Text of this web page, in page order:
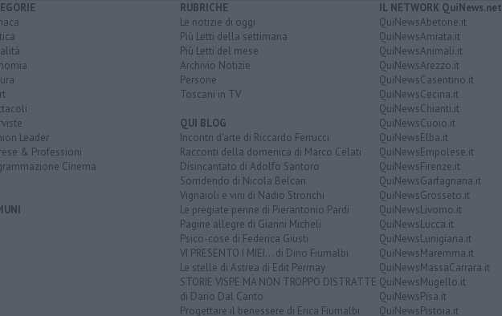
Leader
& Professioni
Cinema
RUBRICHE
Le notizie di oggi
Più Letti della settimana
Più Letti del mese
Archivio Notizie
Persone
Toscani in TV
QUI BLOG
Incontri d'arte di Riccardo Ferrucci
Racconti della domenica di Marco Celati
Disincantato di Adolfo Santoro
Sorridendo di Nicola Belcari
Vignaioli e vini di Nadio Stronchi
Le pregiate penne di Pierantonio Pardi
Pagine allegre di Gianni Micheli
Psico-cose di Federica Giusti
VI PRESENTO I MIEI... di Dino Fiumalbi
Le stelle di Astrea di Edit Permay
STORIE VISPE MA NON TROPPO DISTRATTE
di Dario Dal Canto
Progettare il benessere di Erica Fiumalbi
IL NETWORK QuiNews.net
QuiNewsAbetone.it
QuiNewsAmiata.it
QuiNewsAnimali.it
QuiNewsArezzo.it
QuiNewsCasentino.it
QuiNewsCecina.it
QuiNewsChianti.it
QuiNewsCuoio.it
QuiNewsElba.it
QuiNewsEmpolese.it
QuiNewsFirenze.it
QuiNewsGarfagnana.it
QuiNewsGrosseto.it
QuiNewsLivorno.it
QuiNewsLucca.it
QuiNewsLunigiana.it
QuiNewsMaremma.it
QuiNewsMassaCarrara.it
QuiNewsMugello.it
QuiNewsPisa.it
QuiNewsPistoia.it